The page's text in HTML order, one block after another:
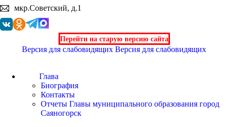
мкр.Советский, д.1
Перейти на старую версию сайта
Версия для слабовидящих Версия для слабовидящих
Глава
Биография
Контакты
Отчеты Главы муниципального образования город
Саяногорск